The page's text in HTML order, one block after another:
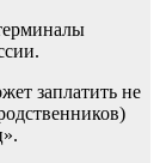
заплатить не